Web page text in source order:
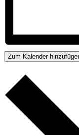
Zum Kalender